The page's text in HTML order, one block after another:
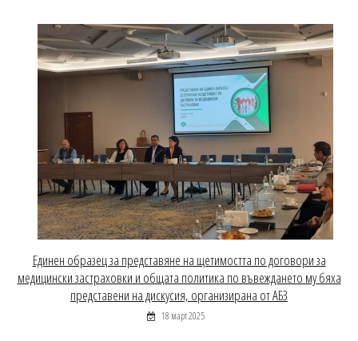
Единен образец за представяне на щетимостта по договори за
медицински застраховки и общата политика по въвеждането му бяха
представени на дискусия, организирана от АБЗ
18 март 2025